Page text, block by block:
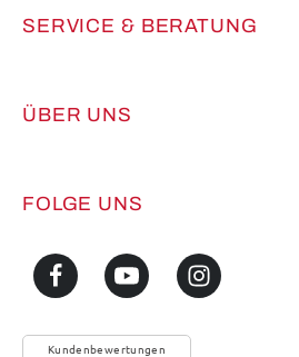
SERVICE & BERATUNG
ÜBER UNS
FOLGE UNS
Kundenbewertungen